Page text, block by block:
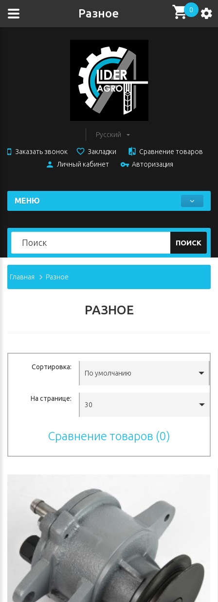
Русский
Закладки Сравнение товаров
Заказать звонок
Личный кабинет
Авторизация
0
МЕНЮ
ПОИСК
Главная Разное
РАЗНОЕ
Сортировка:
По умолчанию
На странице:
30
Сравнение товаров (0)
Разное